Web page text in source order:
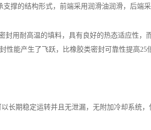
撑的结构形式，前端采用润滑油润滑，后端
用耐高温的填料，具有良好的热态适应性
性能产生了飞跃，比橡胶类密封可靠性提高25
长期稳定运转并且无泄漏，无附加冷却系统